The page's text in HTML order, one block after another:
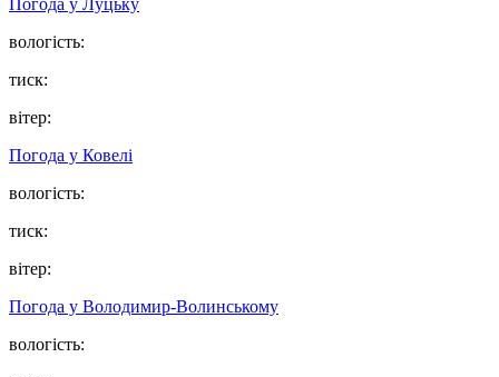
вологість:
тиск:
вітер:
Погода у Ковелі
вологість:
тиск:
вітер:
Погода у Володимир-Волинському
вологість: